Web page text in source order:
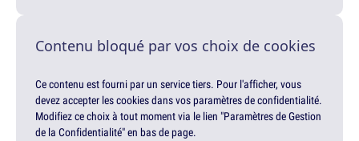
Contenu bloqué par vos choix de cookies
Ce contenu est fourni par un service tiers. Pour l'afficher, vous
devez accepter les cookies dans vos paramètres de confidentialité.
Modifiez ce choix à tout moment via le lien "Paramètres de Gestion
de la Confidentialité" en bas de page.